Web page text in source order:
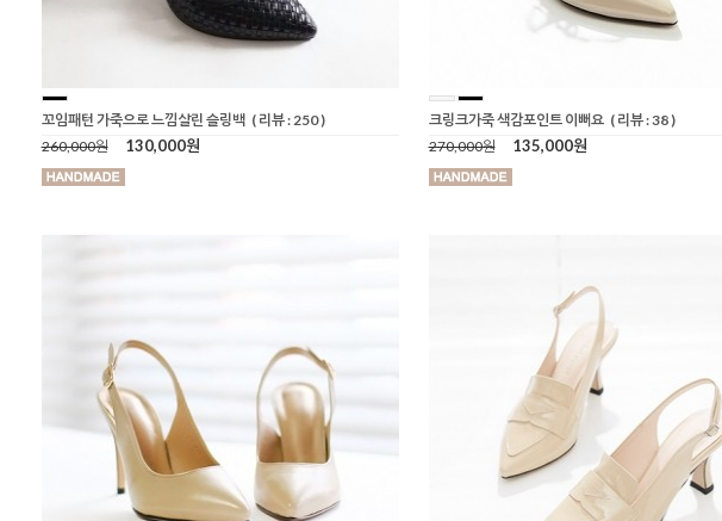
꼬임패턴 가죽으로 느낌살린 슬링백 ( 리뷰 : 250 )
260,000원
130,000원
크링크가죽 색감포인트 이뻐요 ( 리뷰 : 38 )
270,000원
135,000원